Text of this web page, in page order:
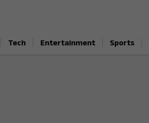
Tech Entertainment Sports